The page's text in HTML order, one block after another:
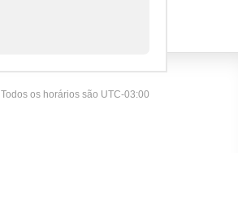
Todos os horários são UTC-03:00